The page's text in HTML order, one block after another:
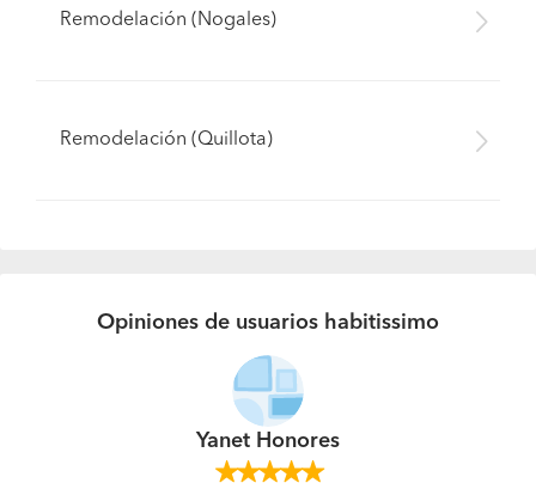
Remodelación (Nogales)
Remodelación (Quillota)
Opiniones de usuarios habitissimo
Yanet Honores